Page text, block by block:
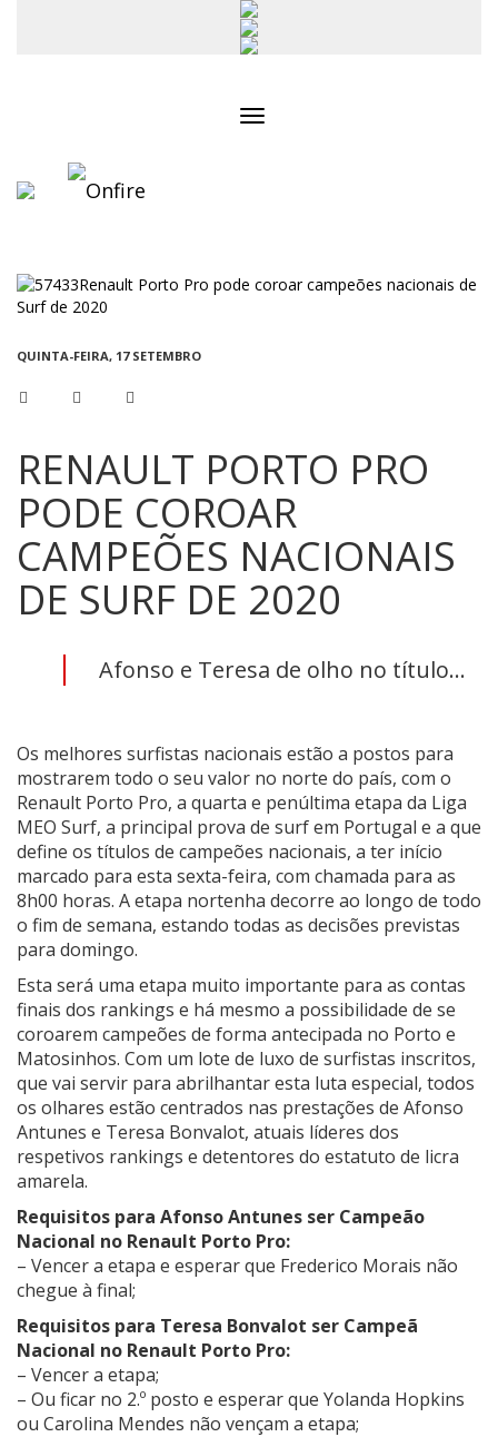
QUINTA-FEIRA, 17 SETEMBRO
RENAULT PORTO PRO
PODE COROAR
CAMPEÕES NACIONAIS
DE SURF DE 2020
Afonso e Teresa de olho no título...
Os melhores surfistas nacionais estão a postos para
mostrarem todo o seu valor no norte do país, com o
Renault Porto Pro, a quarta e penúltima etapa da Liga
MEO Surf, a principal prova de surf em Portugal e a que
define os títulos de campeões nacionais, a ter início
marcado para esta sexta-feira, com chamada para as
8h00 horas. A etapa nortenha decorre ao longo de todo
o fim de semana, estando todas as decisões previstas
para domingo.
Esta será uma etapa muito importante para as contas
finais dos rankings e há mesmo a possibilidade de se
coroarem campeões de forma antecipada no Porto e
Matosinhos. Com um lote de luxo de surfistas inscritos,
que vai servir para abrilhantar esta luta especial, todos
os olhares estão centrados nas prestações de Afonso
Antunes e Teresa Bonvalot, atuais líderes dos
respetivos rankings e detentores do estatuto de licra
amarela.
Requisitos para Afonso Antunes ser Campeão
Nacional no Renault Porto Pro:
– Vencer a etapa e esperar que Frederico Morais não
chegue à final;
Requisitos para Teresa Bonvalot ser Campeã
Nacional no Renault Porto Pro:
– Vencer a etapa;
– Ou ficar no 2.º posto e esperar que Yolanda Hopkins
ou Carolina Mendes não vençam a etapa;